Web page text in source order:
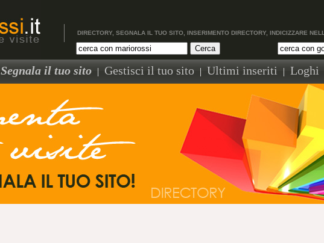
DIRECTORY, SEGNALA IL TUO SITO, INSERIMENTO DIRECTORY, INDICIZZARE
Segnala il tuo sito | Gestisci il tuo sito | Ultimi inseriti | Loghi